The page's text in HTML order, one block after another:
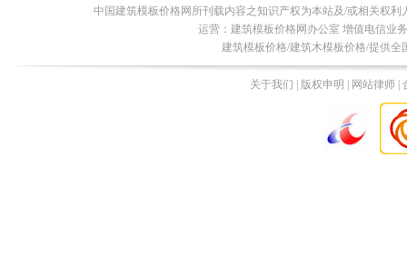
中国建筑模板价格网所刊载内容之知识产权为本站及/或相关权
运营：建筑模板价格网办公室 增值电信业
建筑模板价格/建筑木模板价格/提供
关于我们 | 版权申明 | 网站律师 |